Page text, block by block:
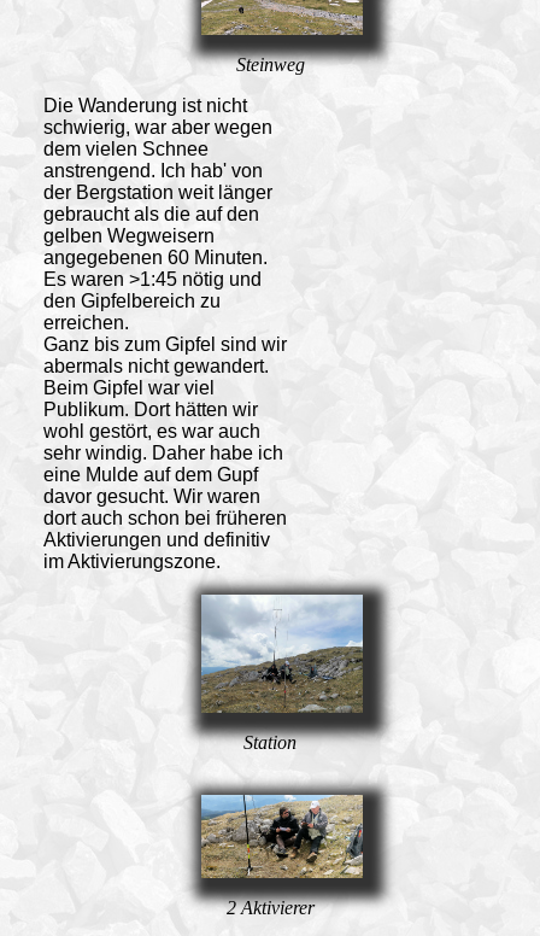
Steinweg
Die Wanderung ist nicht
schwierig, war aber wegen
dem vielen Schnee
anstrengend. Ich hab' von
der Bergstation weit länger
gebraucht als die auf den
gelben Wegweisern
angegebenen 60 Minuten.
Es waren >1:45 nötig und
den Gipfelbereich zu
erreichen.
Ganz bis zum Gipfel sind wir
abermals nicht gewandert.
Beim Gipfel war viel
Publikum. Dort hätten wir
wohl gestört, es war auch
sehr windig. Daher habe ich
eine Mulde auf dem Gupf
davor gesucht. Wir waren
dort auch schon bei früheren
Aktivierungen und definitiv
im Aktivierungszone.
Station
2 Aktivierer